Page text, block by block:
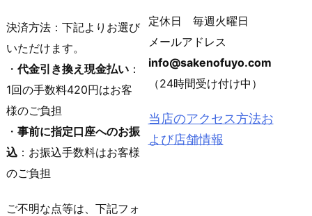
決済方法：下記よりお選び
いただけます。
・ 代金引き換え現金払い ：
1回の手数料420円はお客
様のご負担
・ 事前に指定口座へのお振
込 ：お振込手数料はお客様
のご負担
ご不明な点等は、下記フォ
定休日 毎週火曜日
メールアドレス
info@sakenofuyo.com
（24時間受け付け中）
当店のアクセス方法お
よび店舗情報